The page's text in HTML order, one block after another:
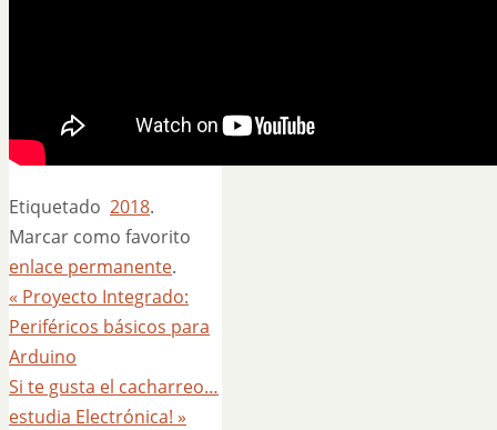
Etiquetado 2018.
Marcar como favorito
enlace permanente.
« Proyecto Integrado:
Periféricos básicos para
Arduino
Si te gusta el cacharreo…
estudia Electrónica! »